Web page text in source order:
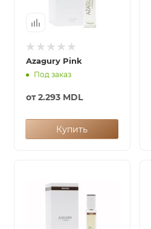
Azagury Pink
Под заказ
от2.293 MDL
Купить